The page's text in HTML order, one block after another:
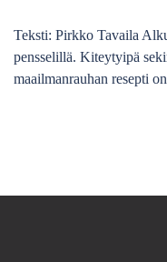
Teksti: Pirkko Tavaila
pensselillä. Kiteytyipä
maailmanrauhan resepti